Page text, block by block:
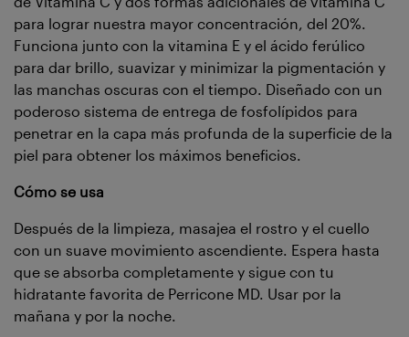
para lograr nuestra mayor concentración, del 20%.
Funciona junto con la vitamina E y el ácido ferúlico
para dar brillo, suavizar y minimizar la pigmentación y
las manchas oscuras con el tiempo. Diseñado con un
poderoso sistema de entrega de fosfolípidos para
penetrar en la capa más profunda de la superficie de la
piel para obtener los máximos beneficios.
Cómo se usa
Después de la limpieza, masajea el rostro y el cuello
con un suave movimiento ascendiente. Espera hasta
que se absorba completamente y sigue con tu
hidratante favorita de Perricone MD. Usar por la
mañana y por la noche.